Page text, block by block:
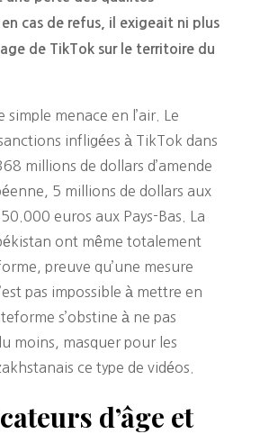
cas de refus, il exigeait ni plus
de TikTok sur le territoire du
simple menace en l’air. Le
infligées à TikTok dans
millions de dollars d’amende
5 millions de dollars aux
euros aux Pays-Bas. La
ont même totalement
preuve qu’une mesure
pas impossible à mettre en
s’obstine à ne pas
moins, masquer pour les
ce type de vidéos.
d’âge et